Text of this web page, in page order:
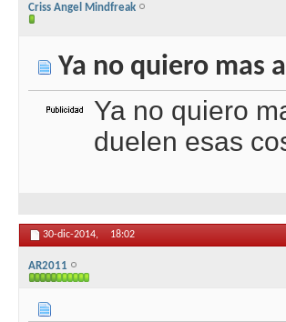
Criss Angel Mindfreak
Ya no quiero mas
Ya no quiero
duelen esas
30-dic-2014, 18:02
AR2011